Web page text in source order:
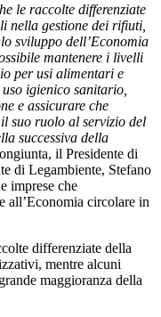
le raccolte differenziate
nella gestione dei rifiuti,
sviluppo dell’Economia
mantenere i livelli
per usi alimentari e
igienico sanitario,
e assicurare che
suo ruolo al servizio del
successiva della
il Presidente di
di Legambiente, Stefano
imprese che
all’Economia circolare in
differenziate della
mentre alcuni
maggioranza della